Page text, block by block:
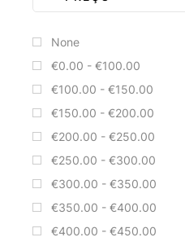
None
€0.00 - €100.00
€100.00 - €150.00
€150.00 - €200.00
€200.00 - €250.00
€250.00 - €300.00
€300.00 - €350.00
€350.00 - €400.00
€400.00 - €450.00